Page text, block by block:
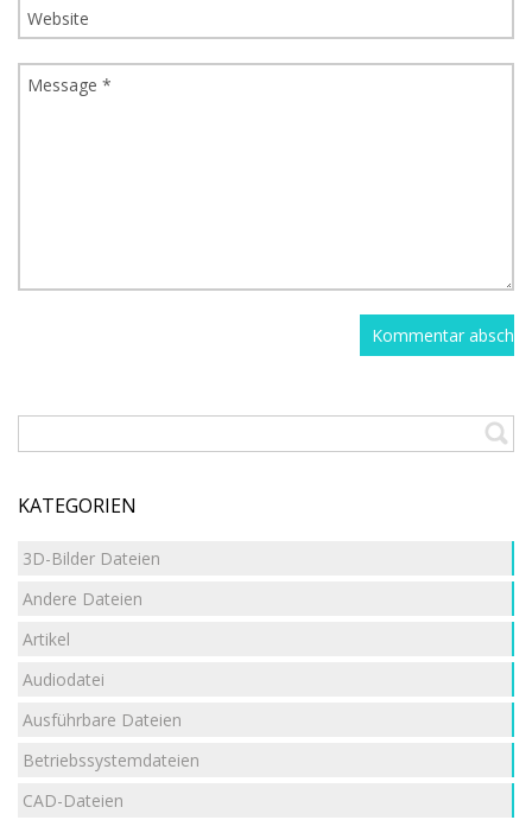
KATEGORIEN
3D-Bilder Dateien
Andere Dateien
Artikel
Audiodatei
Ausführbare Dateien
Betriebssystemdateien
CAD-Dateien